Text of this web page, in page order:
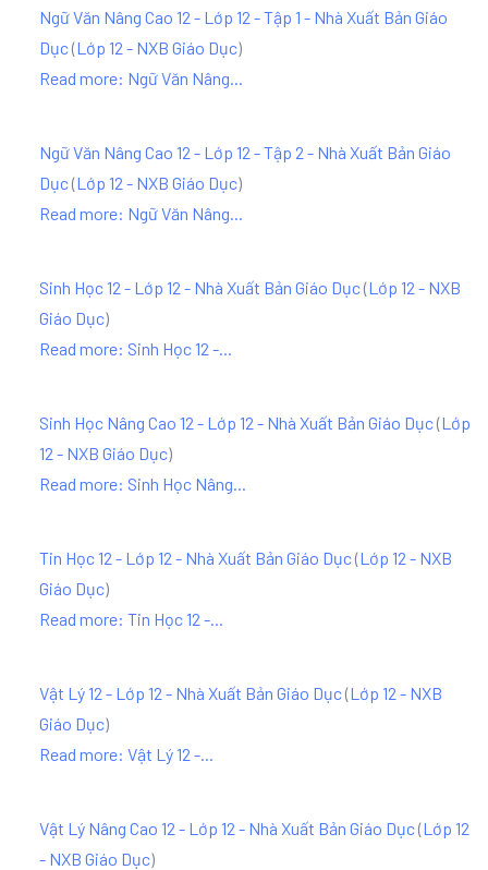
Ngữ Văn Nâng Cao 12 - Lớp 12 - Tập 1 - Nhà Xuất Bản Giáo
Dục(Lớp 12 - NXB Giáo Dục)
Read more: Ngữ Văn Nâng...
Ngữ Văn Nâng Cao 12 - Lớp 12 - Tập 2 - Nhà Xuất Bản Giáo
Dục(Lớp 12 - NXB Giáo Dục)
Read more: Ngữ Văn Nâng...
Sinh Học 12 - Lớp 12 - Nhà Xuất Bản Giáo Dục(Lớp 12 - NXB
Giáo Dục)
Read more: Sinh Học 12 -...
Sinh Học Nâng Cao 12 - Lớp 12 - Nhà Xuất Bản Giáo Dục(Lớp
12 - NXB Giáo Dục)
Read more: Sinh Học Nâng...
Tin Học 12 - Lớp 12 - Nhà Xuất Bản Giáo Dục(Lớp 12 - NXB
Giáo Dục)
Read more: Tin Học 12 -...
Vật Lý 12 - Lớp 12 - Nhà Xuất Bản Giáo Dục(Lớp 12 - NXB
Giáo Dục)
Read more: Vật Lý 12 -...
Vật Lý Nâng Cao 12 - Lớp 12 - Nhà Xuất Bản Giáo Dục(Lớp 12
- NXB Giáo Dục)